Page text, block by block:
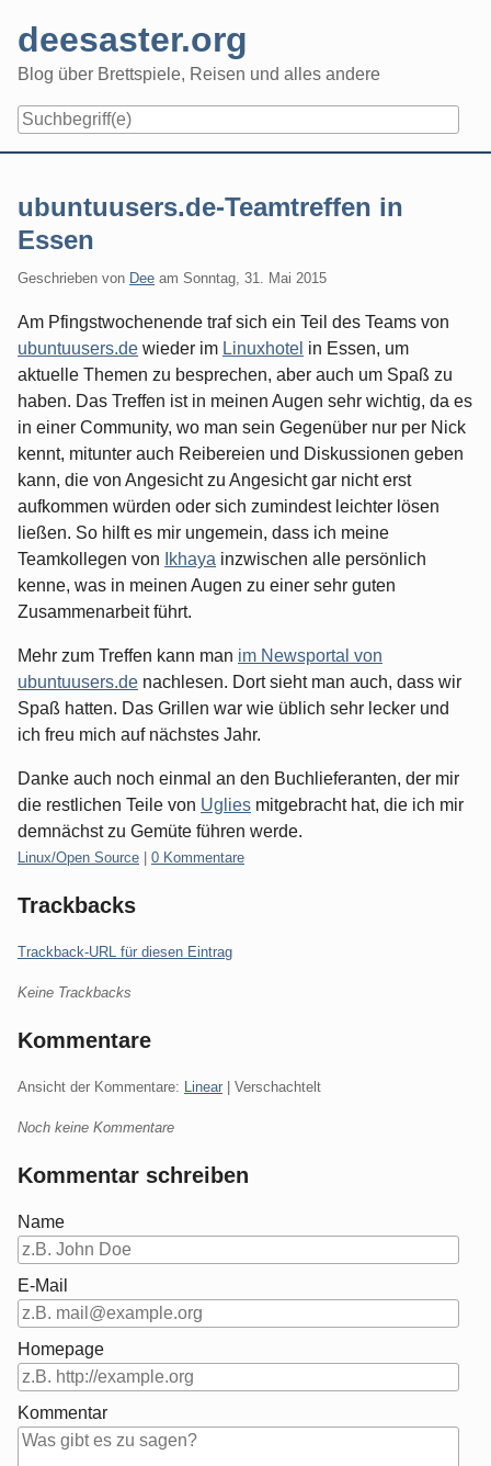
content
deesaster.org
Blog über Brettspiele, Reisen und alles andere
ubuntuusers.de-Teamtreffen in
Essen
Geschrieben von Dee am Sonntag, 31. Mai 2015
Am Pfingstwochenende traf sich ein Teil des Teams von
ubuntuusers.de wieder im Linuxhotel in Essen, um
aktuelle Themen zu besprechen, aber auch um Spaß zu
haben. Das Treffen ist in meinen Augen sehr wichtig, da es
in einer Community, wo man sein Gegenüber nur per Nick
kennt, mitunter auch Reibereien und Diskussionen geben
kann, die von Angesicht zu Angesicht gar nicht erst
aufkommen würden oder sich zumindest leichter lösen
ließen. So hilft es mir ungemein, dass ich meine
Teamkollegen von
Ikhaya inzwischen alle persönlich
kenne, was in meinen Augen zu einer sehr guten
Zusammenarbeit führt.
Mehr zum Treffen kann man im Newsportal von
ubuntuusers.de nachlesen. Dort sieht man auch, dass wir
Spaß hatten. Das Grillen war wie üblich sehr lecker und
ich freu mich auf nächstes Jahr.
Danke auch noch einmal an den Buchlieferanten, der mir
die restlichen Teile von Uglies mitgebracht hat, die ich mir
demnächst zu Gemüte führen werde.
Kategorien:
Linux/Open Source 0 Kommentare
Trackbacks
Trackback-URL für diesen Eintrag
Keine Trackbacks
Kommentare
Ansicht der Kommentare: Linear | Verschachtelt
Noch keine Kommentare
Kommentar schreiben
Name
E-Mail
Homepage
Kommentar